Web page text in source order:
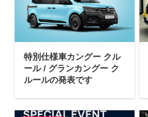
特別仕様車カングー クル
ール / グランカングー ク
ルールの発表です